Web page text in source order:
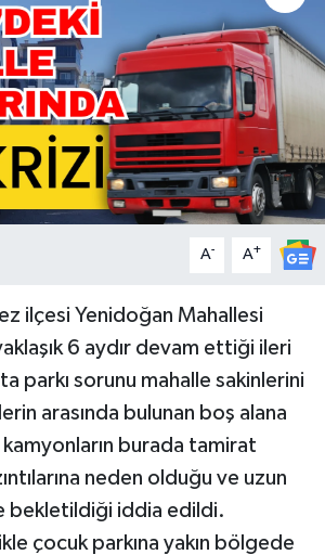
A- A+
ilçesi Yenidoğan Mahallesi
6 aydır devam ettiği ileri
parkı sorunu mahalle sakinlerini
arasında bulunan boş alana
burada tamirat
neden olduğu ve uzun
bekletildiği iddia edildi.
çocuk parkına yakın bölgede